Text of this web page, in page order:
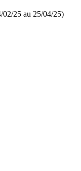
02/25 au 25/04/25)